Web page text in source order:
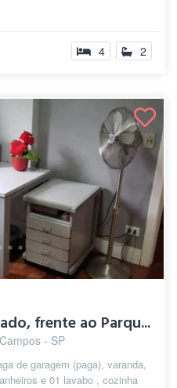
4 2
frente ao Parqu...
- SP
de garagem (paga), varanda,
e 01 lavabo , cozinha